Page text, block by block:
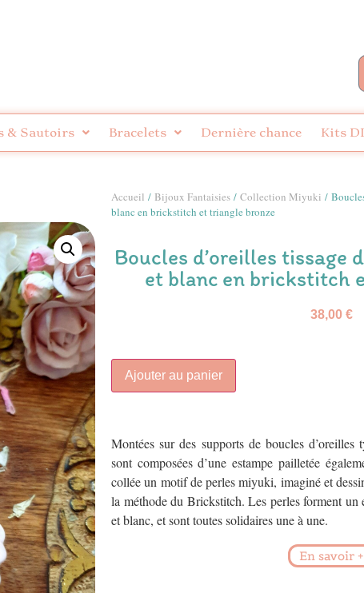
& Sautoirs Bracelets Dernière chance Kits
Accueil / Bijoux Fantaisies / Collection Miyuki /
blanc en brickstitch et triangle bronze
Boucles d’oreilles tissage
et blanc en brickstitch
38,00 €
Ajouter au panier
Montées sur des supports de boucles
sont composées d’une estampe pailletée
collée un motif de perles miyuki, imaginé et
la méthode du Brickstitch. Les perles forment un
et blanc, et sont toutes solidaires une à une.
En savoir +